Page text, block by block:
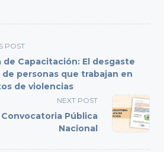
POST
de Capacitación: El desgaste
personas que trabajan en
de violencias
NEXT POST
Pública
Nacional